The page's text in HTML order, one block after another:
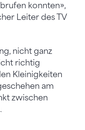
konnten»,
Leiter des TV
nicht ganz
richtig
Kleinigkeiten
am
zwischen